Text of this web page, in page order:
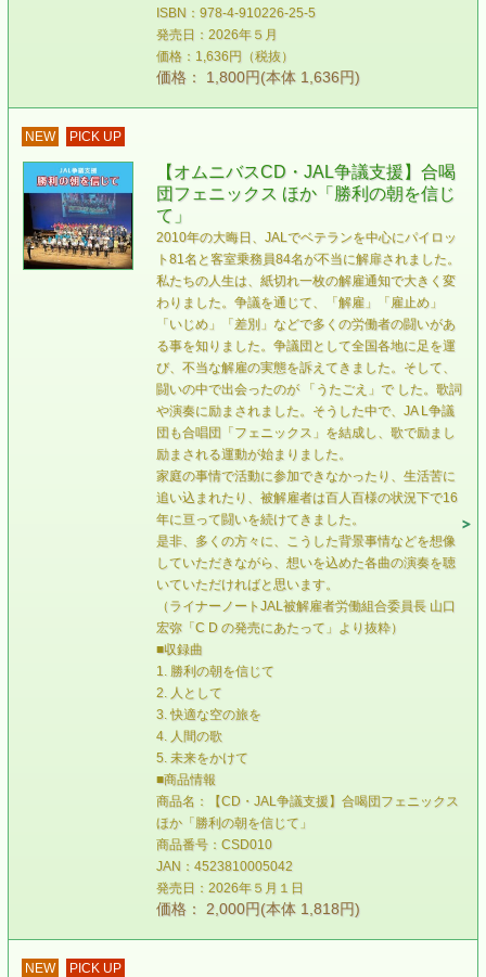
ISBN：978-4-910226-25-5
発売日：2026年５月
価格：1,636円（税抜）
価格： 1,800円(本体 1,636円)
NEW PICK UP
【オムニバスCD・JAL争議支援】合喝
団フェニックス ほか「勝利の朝を信じ
て」
2010年の大晦日、JALでベテランを中心にパイロッ
ト81名と客室乗務員84名が不当に解扉されました。
私たちの人生は、紙切れ一枚の解雇通知で大きく変
わりました。争議を通じて、「解雇」「雇止め」
「いじめ」「差別」などで多くの労働者の闘いがあ
る事を知りました。争議団として全国各地に足を運
び、不当な解雇の実態を訴えてきました。そして、
闘いの中で出会ったのが 「うたごえ」で した。歌詞
や演奏に励まされました。そうした中で、JA L争議
団も合唱団「フェニックス」を結成し、歌で励まし
励まされる運動が始まりました。
家庭の事情で活動に参加できなかったり、生活苦に
追い込まれたり、被解雇者は百人百様の状況下で16
年に亘って闘いを続けてきました。
是非、多くの方々に、こうした背景事情などを想像
していただきながら、想いを込めた各曲の演奏を聴
いていただければと思います。
（ライナーノートJAL被解雇者労働組合委員長 山口
宏弥「C D の発売にあたって」より抜粋）
■収録曲
1. 勝利の朝を信じて
2. 人として
3. 快適な空の旅を
4. 人間の歌
5. 未来をかけて
■商品情報
商品名：【CD・JAL争議支援】合喝団フェニックス
ほか「勝利の朝を信じて」
商品番号：CSD010
JAN：4523810005042
発売日：2026年５月１日
価格： 2,000円(本体 1,818円)
NEW PICK UP